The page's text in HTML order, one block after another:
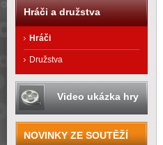
Hráči a družstva
Hráči
Družstva
Video ukázka hry
NOVINKY ZE SOUTĚŽÍ